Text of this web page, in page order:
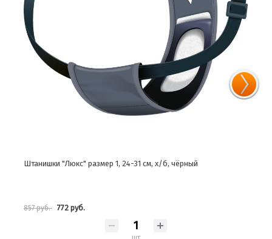
Штанишки "Люкс", размер 5, 60-70 см, х/б, черный
1 114 руб. 1 003 руб.